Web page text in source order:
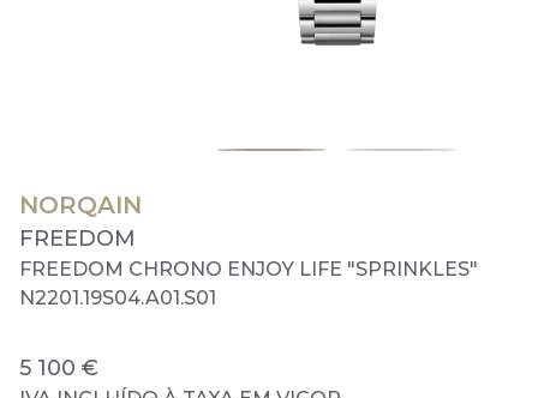
NORQAIN
FREEDOM
FREEDOM CHRONO ENJOY LIFE "SPRINKLES"
N2201.19S04.A01.S01
5 100 €